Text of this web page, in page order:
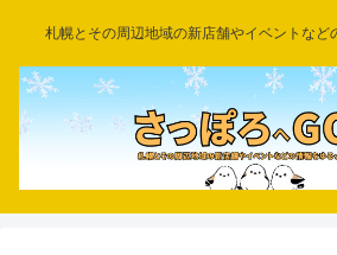
札幌とその周辺地域の新店舗やイベントなど